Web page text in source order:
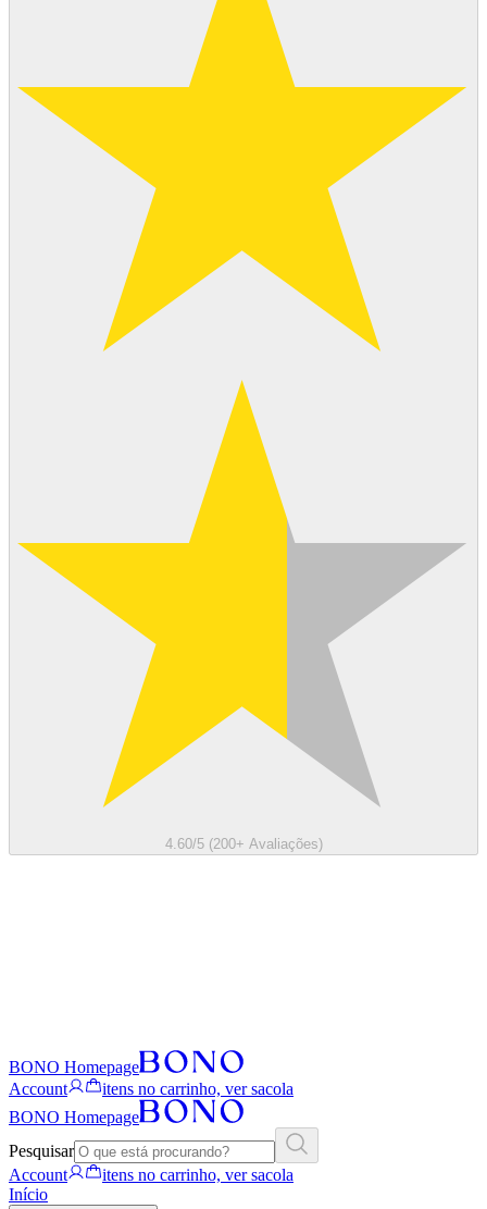
4.60/5 (200+ Avaliações)
BONO Homepage
Account
itens no carrinho, ver sacola
BONO Homepage
Pesquisar
Account
itens no carrinho, ver sacola
Início